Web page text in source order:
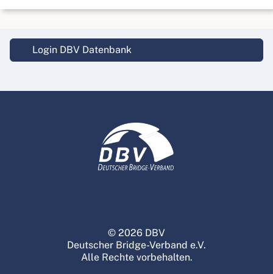
Login DBV Datenbank
© 2026 DBV
Deutscher Bridge-Verband e.V.
Alle Rechte vorbehalten.